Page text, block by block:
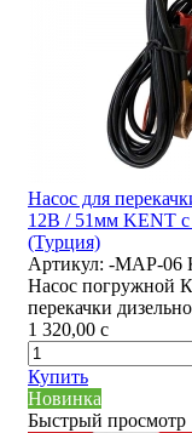
Насос для
12В / 51мм KENT с
(Турция)
Артикул: -MAP-06
Насос погружной
перекачки
1 320,00 c
Купить
Новинка
Быстрый просмотр